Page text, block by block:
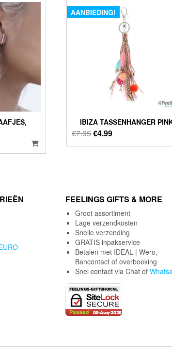
AANBIEDING!
IBIZA TASSENHANGER
€7.95Oorspronkelijke
€4.99Huidige
FEELINGS GIFTS & MORE
Groot assortiment
Lage verzendkosten
Snelle verzending
GRATIS inpakservice
Betalen met IDEAL | Wero,
Bancontact of overboeking
Snel contact via Chat of